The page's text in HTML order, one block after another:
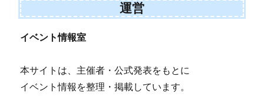
運営
イベント情報室
本サイトは、主催者・公式発表をもとに
イベント情報を整理・掲載しています。